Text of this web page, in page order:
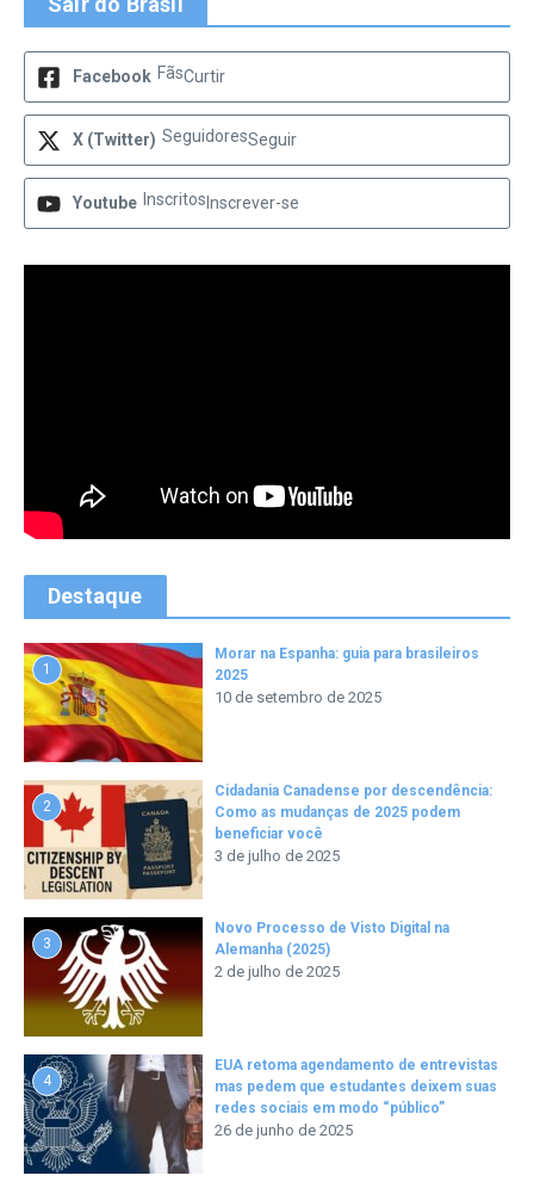
Facebook FãsCurtir
X (Twitter) SeguidoresSeguir
Youtube Inscritos Inscrever-se
Destaque
1
Morar na Espanha: guia para brasileiros
2025
10 de setembro de 2025
2
Cidadania Canadense por descendência:
Como as mudanças de 2025 podem
beneficiar você
3 de julho de 2025
3
Novo Processo de Visto Digital na
Alemanha (2025)
2 de julho de 2025
4
EUA retoma agendamento de entrevistas
mas pedem que estudantes deixem suas
redes sociais em modo “público”
26 de junho de 2025